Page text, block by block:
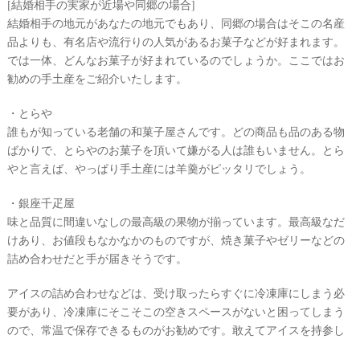
[結婚相手の実家が近場や同郷の場合]
結婚相手の地元があなたの地元でもあり、同郷の場合はそこの名産
品よりも、有名店や流行りの人気があるお菓子などが好まれます。
では一体、どんなお菓子が好まれているのでしょうか。ここではお
勧めの手土産をご紹介いたします。
・とらや
誰もが知っている老舗の和菓子屋さんです。どの商品も品のある物
ばかりで、とらやのお菓子を頂いて嫌がる人は誰もいません。とら
やと言えば、やっぱり手土産には羊羹がピッタリでしょう。
・銀座千疋屋
味と品質に間違いなしの最高級の果物が揃っています。最高級なだ
けあり、お値段もなかなかのものですが、焼き菓子やゼリーなどの
詰め合わせだと手が届きそうです。
アイスの詰め合わせなどは、受け取ったらすぐに冷凍庫にしまう必
要があり、冷凍庫にそこそこの空きスペースがないと困ってしまう
ので、常温で保存できるものがお勧めです。敢えてアイスを持参し
最
新
レ
ス
記
事
を
h
c
k
プ
ラ
ナ
ー
ラ
ン
キ
グ
プ
ラ
ナ
ー
レ
ポ
を
る